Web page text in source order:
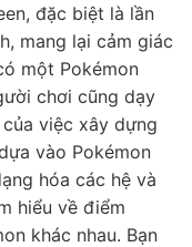
đặc biệt là lần
mang lại cảm giác
một Pokémon
chơi cũng dạy
việc xây dựng
vào Pokémon
hóa các hệ và
hiểu về điểm
khác nhau. Bạn